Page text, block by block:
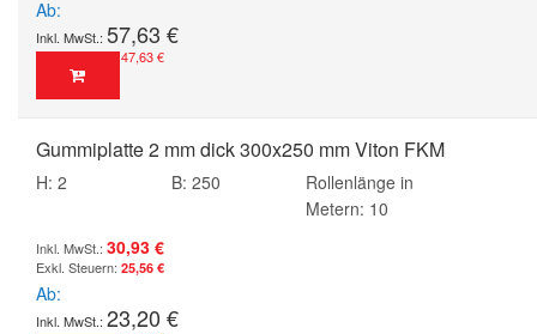
Ab
57,63 €
47,63 €
Gummiplatte 2 mm dick 300x250 mm Viton FKM
H: 2 B: 250
Rollenlänge in
Metern: 10
30,93 €
25,56 €
Ab
23,20 €